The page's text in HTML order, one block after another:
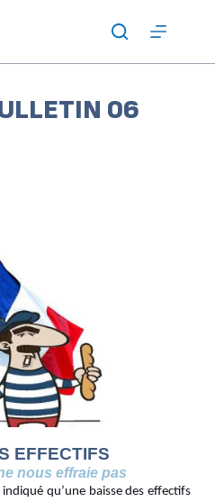
06
EFFECTIFS
nous effraie pas
qu’une baisse des effectifs